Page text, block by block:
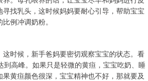
找乳头，这时候妈妈要耐心引导，帮助宝宝
例冲调奶粉。
时候，新手爸妈要密切观察宝宝的状态。看
高峰。如果只是轻微的黄疸，宝宝吃奶、睡
黄疸颜色很深，宝宝精神也不好，那就要及